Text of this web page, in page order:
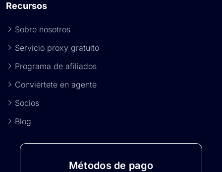
Recursos
Sobre nosotros
Servicio proxy gratuito
Programa de afiliados
Conviértete en agente
Socios
Blog
Métodos de pago